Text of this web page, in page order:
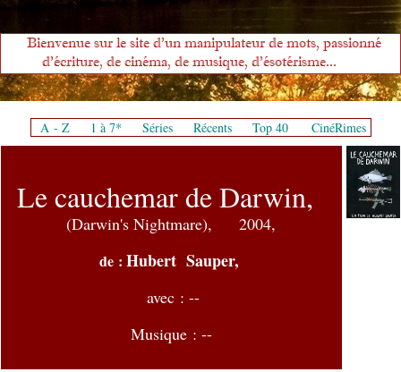
Bienvenue sur le site d'un manipulateur de mots, passionné
d'écriture, de cinéma, de musique, d'ésotérisme...
A - Z 1 à 7* Séries Récents Top 40 CinéRimes
Le cauchemar de Darwin,
(Darwin's Nightmare), 2004,
de : Hubert Sauper,
avec : --
Musique : --